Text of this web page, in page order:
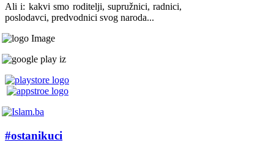
Ali i: kakvi smo roditelji, supružnici, radnici,
poslodavci, predvodnici svog naroda...
#ostanikuci